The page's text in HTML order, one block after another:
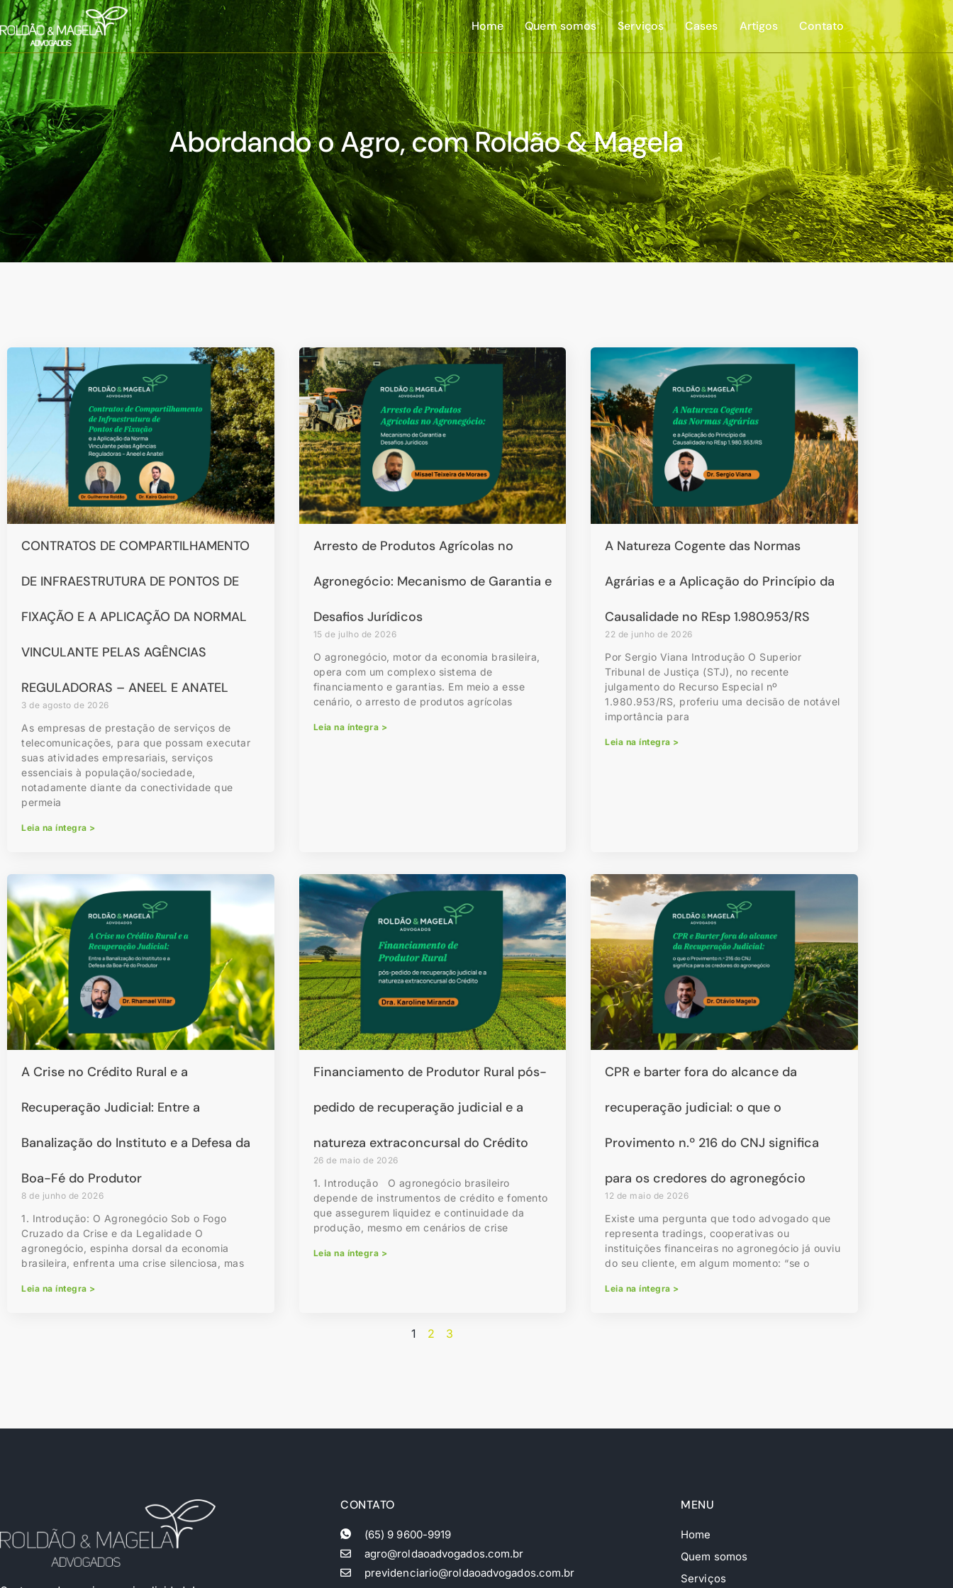
Home Quem somos Serviços Cases Artigos Contato
Abordando o Agro, com Roldão & Magela
CONTRATOS DE COMPARTILHAMENTO
DE INFRAESTRUTURA DE PONTOS DE
FIXAÇÃO E A APLICAÇÃO DA NORMAL
VINCULANTE PELAS AGÊNCIAS
REGULADORAS – ANEEL E ANATEL
3 de agosto de 2026
As empresas de prestação de serviços de
telecomunicações, para que possam executar
suas atividades empresariais, serviços
essenciais à população/sociedade,
notadamente diante da conectividade que
permeia
Leia na íntegra >
Arresto de Produtos Agrícolas no
Agronegócio: Mecanismo de Garantia e
Desafios Jurídicos
15 de julho de 2026
O agronegócio, motor da economia brasileira,
opera com um complexo sistema de
financiamento e garantias. Em meio a esse
cenário, o arresto de produtos agrícolas
Leia na íntegra >
A Natureza Cogente das Normas
Agrárias e a Aplicação do Princípio da
Causalidade no REsp 1.980.953/RS
22 de junho de 2026
Por Sergio Viana Introdução O Superior
Tribunal de Justiça (STJ), no recente
julgamento do Recurso Especial nº
1.980.953/RS, proferiu uma decisão de notável
importância para
Leia na íntegra >
A Crise no Crédito Rural e a
Recuperação Judicial: Entre a
Banalização do Instituto e a Defesa da
Boa-Fé do Produtor
8 de junho de 2026
1. Introdução: O Agronegócio Sob o Fogo
Cruzado da Crise e da Legalidade O
agronegócio, espinha dorsal da economia
brasileira, enfrenta uma crise silenciosa, mas
Leia na íntegra >
Financiamento de Produtor Rural pós-
pedido de recuperação judicial e a
natureza extraconcursal do Crédito
26 de maio de 2026
1. Introdução O agronegócio brasileiro
depende de instrumentos de crédito e fomento
que assegurem liquidez e continuidade da
produção, mesmo em cenários de crise
Leia na íntegra >
CPR e barter fora do alcance da
recuperação judicial: o que o
Provimento n.º 216 do CNJ significa
para os credores do agronegócio
12 de maio de 2026
Existe uma pergunta que todo advogado que
representa tradings, cooperativas ou
instituições financeiras no agronegócio já ouviu
do seu cliente, em algum momento: “se o
Leia na íntegra >
1 2 3
CONTATO
(65) 9 9600-9919
agro@roldaoadvogados.com.br
previdenciario@roldaoadvogados.com.br
MENU
Home
Quem somos
Serviços